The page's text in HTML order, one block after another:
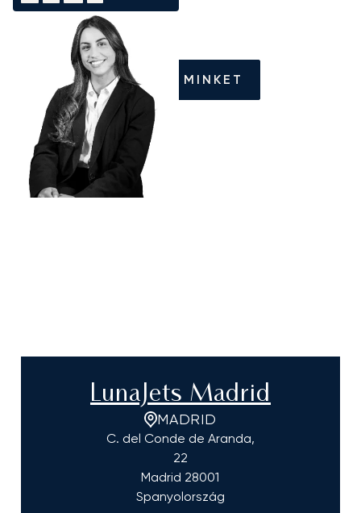
HÍVJON MINKET
LunaJets Madrid
MADRID
C. del Conde de Aranda,
22
Madrid 28001
Spanyolország